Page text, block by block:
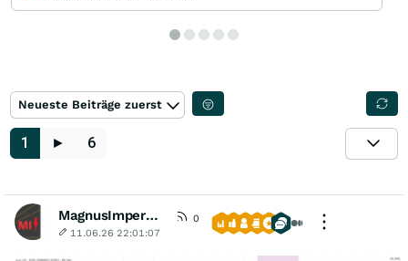
Neueste Beiträge zuerst
1 ► 6
MagnusImperata
0
11.06.26 22:01:07